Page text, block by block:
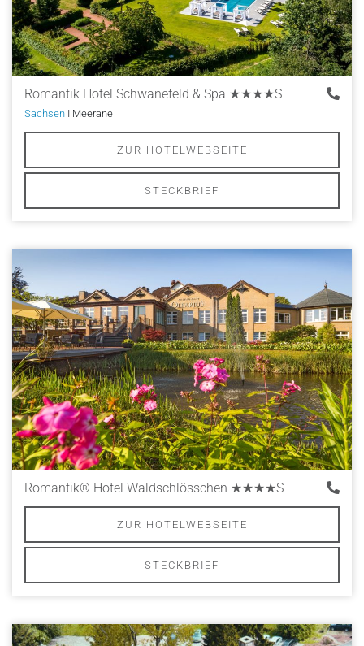
Romantik Hotel Schwanefeld & Spa ★★★★S
Sachsen I Meerane
ZUR HOTELWEBSEITE
STECKBRIEF
Romantik® Hotel Waldschlösschen ★★★★S
ZUR HOTELWEBSEITE
STECKBRIEF